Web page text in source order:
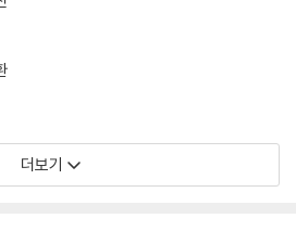
더보기